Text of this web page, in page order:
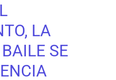
LA
SE